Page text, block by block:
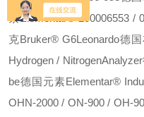
素Elementar® 200006553 /
克Bruker® G6Leonardo德国
Hydrogen / NitrogenAnalyzer
be德国元素Elementar®
OHN-2000 / ON-900 / OH-